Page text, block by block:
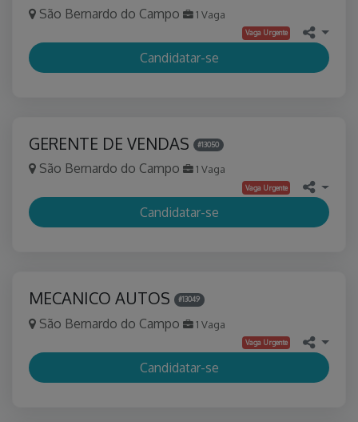
São Bernardo do Campo 1 Vaga
Vaga Urgente
Candidatar-se
GERENTE DE VENDAS #13050
São Bernardo do Campo 1 Vaga
Vaga Urgente
Candidatar-se
MECANICO AUTOS #13049
São Bernardo do Campo 1 Vaga
Vaga Urgente
Candidatar-se